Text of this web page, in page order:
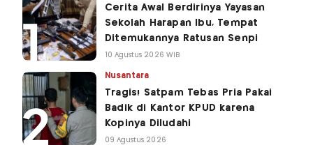
Cerita Awal Berdirinya Yayasan
Sekolah Harapan Ibu, Tempat
Ditemukannya Ratusan Senpi
10 Agustus 2026 WIB
Nusantara
Tragis! Satpam Tebas Pria Pakai
Badik di Kantor KPUD karena
Kopinya Diludahi
09 Agustus 2026